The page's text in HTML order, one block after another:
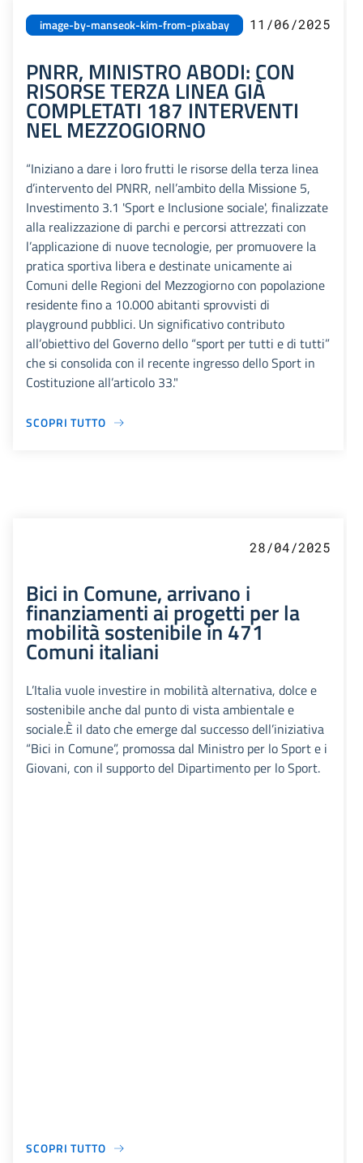
image-by-manseok-kim-from-pixabay 11/06/2025
PNRR, MINISTRO ABODI: CON
RISORSE TERZA LINEA GIÀ
COMPLETATI 187 INTERVENTI
NEL MEZZOGIORNO
“Iniziano a dare i loro frutti le risorse della terza linea
d’intervento del PNRR, nell’ambito della Missione 5,
Investimento 3.1 'Sport e Inclusione sociale', finalizzate
alla realizzazione di parchi e percorsi attrezzati con
l’applicazione di nuove tecnologie, per promuovere la
pratica sportiva libera e destinate unicamente ai
Comuni delle Regioni del Mezzogiorno con popolazione
residente fino a 10.000 abitanti sprovvisti di
playground pubblici. Un significativo contributo
all’obiettivo del Governo dello “sport per tutti e di tutti”
che si consolida con il recente ingresso dello Sport in
Costituzione all’articolo 33."
SCOPRI TUTTO
28/04/2025
Bici in Comune, arrivano i
finanziamenti ai progetti per la
mobilità sostenibile in 471
Comuni italiani
L’Italia vuole investire in mobilità alternativa, dolce e
sostenibile anche dal punto di vista ambientale e
sociale.È il dato che emerge dal successo dell’iniziativa
“Bici in Comune”, promossa dal Ministro per lo Sport e i
Giovani, con il supporto del Dipartimento per lo Sport.
SCOPRI TUTTO